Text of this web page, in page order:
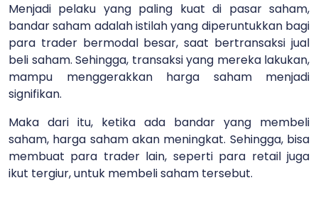
Menjadi pelaku yang paling kuat di pasar saham,
bandar saham adalah istilah yang diperuntukkan bagi
para trader bermodal besar, saat bertransaksi jual
beli saham. Sehingga, transaksi yang mereka lakukan,
mampu menggerakkan harga saham menjadi
signifikan.
Maka dari itu, ketika ada bandar yang membeli
saham, harga saham akan meningkat. Sehingga, bisa
membuat para trader lain, seperti para retail juga
ikut tergiur, untuk membeli saham tersebut.